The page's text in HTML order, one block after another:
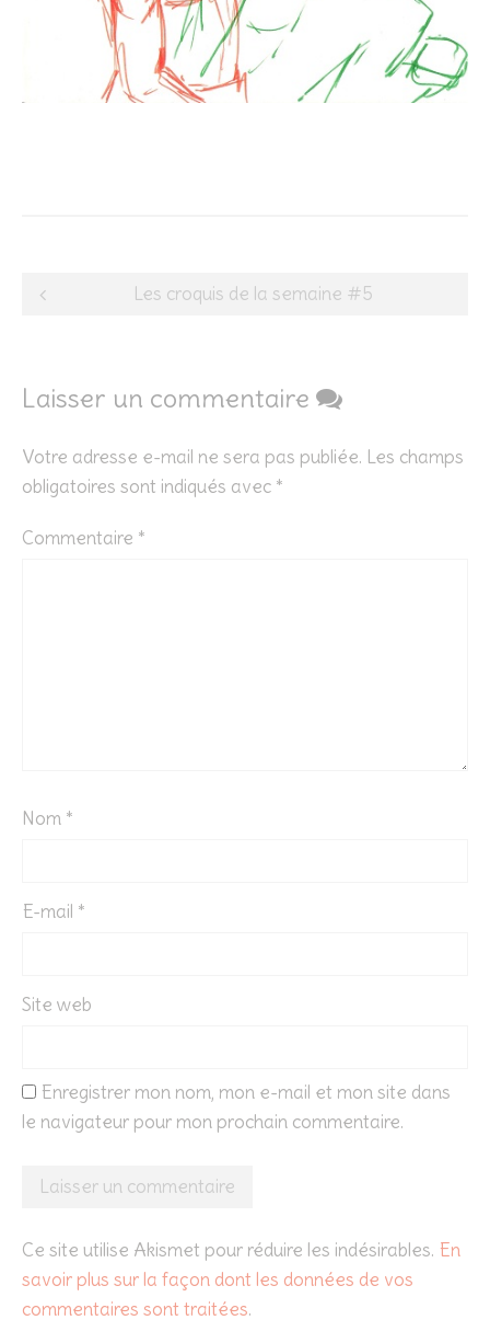
Post
Les croquis de la semaine #5
Laisser un commentaire
Votre adresse e-mail ne sera pas publiée. Les champs
obligatoires sont indiqués avec *
Commentaire *
Nom *
E-mail *
Site web
Enregistrer mon nom, mon e-mail et mon site dans
le navigateur pour mon prochain commentaire.
Ce site utilise Akismet pour réduire les indésirables. En
savoir plus sur la façon dont les données de vos
commentaires sont traitées.